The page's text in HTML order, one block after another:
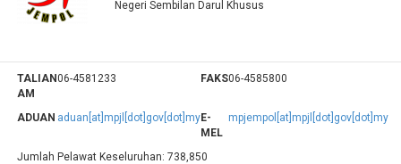
Negeri Sembilan Darul Khusus
TALIAN
AM
06-4581233 FAKS06-4585800
ADUAN aduan[at]mpjl[dot]gov[dot]myE-
MEL
mpjempol[at]mpjl[dot]gov[dot]my
Jumlah Pelawat Keseluruhan:738,850